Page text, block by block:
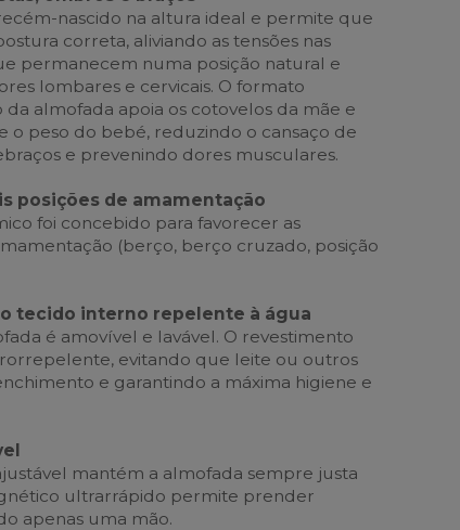
nascido na altura ideal e permite que
correta, aliviando as tensões nas
permanecem numa posição natural e
lombares e cervicais. O formato
almofada apoia os cotovelos da mãe e
o peso do bebé, reduzindo o cansaço de
e prevenindo dores musculares.
posições de amamentação
foi concebido para favorecer as
(berço, berço cruzado, posição
tecido interno repelente à água
é amovível e lavável. O revestimento
evitando que leite ou outros
e garantindo a máxima higiene e
mantém a almofada sempre justa
ultrarrápido permite prender
apenas uma mão.